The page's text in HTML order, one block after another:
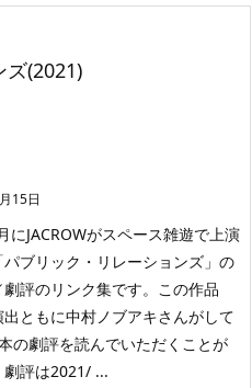
(2021)
15日
にJACROWがスペース雑遊で上演
パブリック・リレーションズ」の
劇評のリンク集です。この作品
ともに中村ノブアキさんがして
の劇評を読んでいただくことが
劇評は2021/ ...